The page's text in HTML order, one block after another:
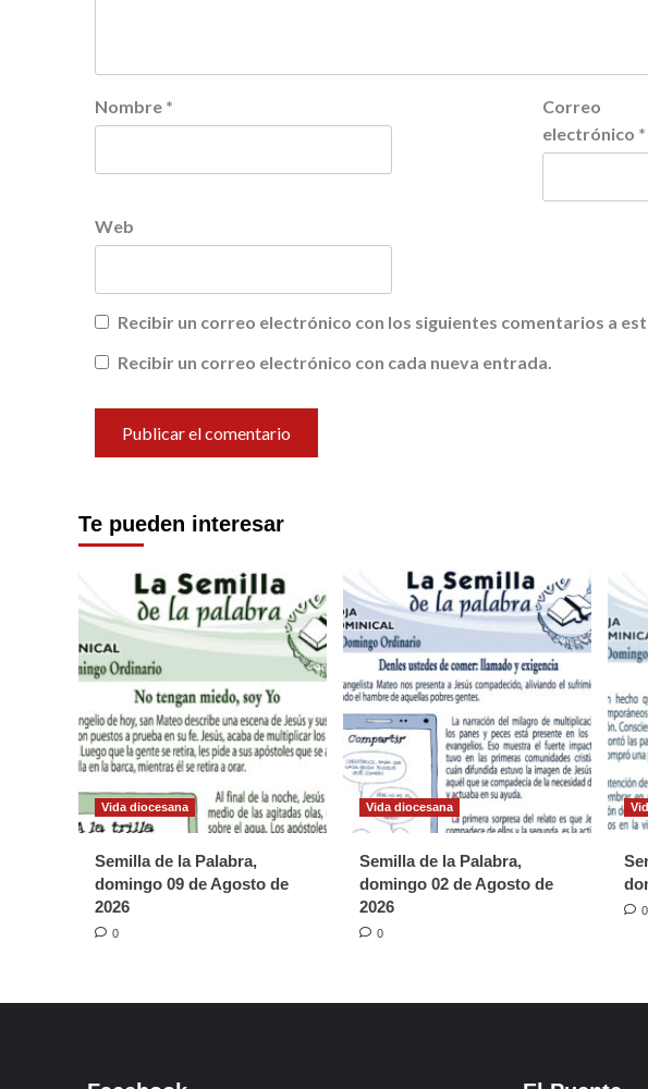
Nombre *
Correo
electrónico *
Web
Recibir un correo electrónico con los siguientes comentarios a
Recibir un correo electrónico con cada nueva entrada.
Te pueden interesar
Vida diocesana
Semilla de la Palabra,
domingo 09 de Agosto de
2026
0
Vida diocesana
Semilla de la Palabra,
domingo 02 de Agosto de
2026
0
0